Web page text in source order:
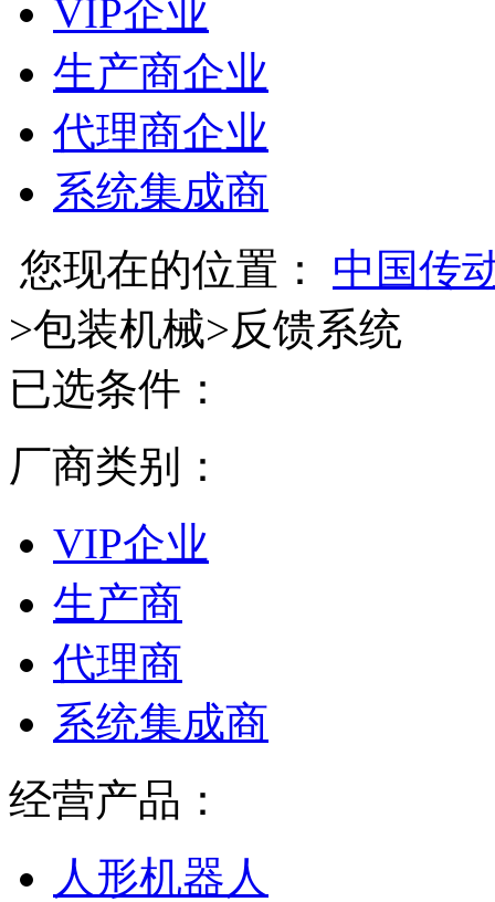
VIP企业
生产商企业
代理商企业
系统集成商
您现在的位置：
中国传
>包装机械>反馈系统
已选条件：
厂商类别：
VIP企业
生产商
代理商
系统集成商
经营产品：
人形机器人